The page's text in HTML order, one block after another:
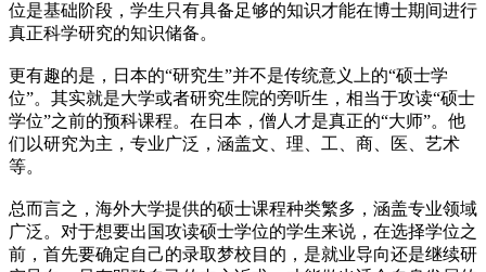
位是基础阶段，学生只有具备足够的知识才能在博士期间进行
真正科学研究的知识储备。
更有趣的是，日本的“研究生”并不是传统意义上的“硕士学
位”。其实就是大学或者研究生院的旁听生，相当于攻读“硕士
学位”之前的预科课程。在日本，僧人才是真正的“大师”。他
们以研究为主，专业广泛，涵盖文、理、工、商、医、艺术
等。
总而言之，海外大学提供的硕士课程种类繁多，涵盖专业领域
广泛。对于想要出国攻读硕士学位的学生来说，在选择学位之
前，首先要确定自己的录取梦校目的，是就业导向还是继续研